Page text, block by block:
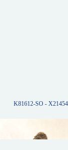
K81612-SO -